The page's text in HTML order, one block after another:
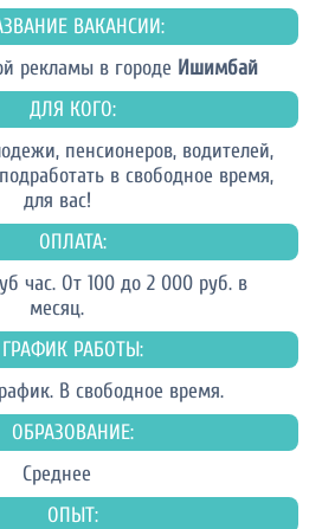
ВАКАНСИИ:
рекламы в городе Ишимбай
ДЛЯ КОГО:
пенсионеров, водителей,
в свободное время,
для вас!
ОПЛАТА:
час. От 100 до 2 000 руб. в
месяц.
ГРАФИК РАБОТЫ:
В свободное время.
ОБРАЗОВАНИЕ:
Среднее
ОПЫТ: